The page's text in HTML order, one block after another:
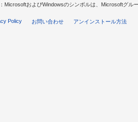
MicrosoftおよびWindowsのシンボルは、Microsoftグル
Policy お問い合わせ アンインストール方法